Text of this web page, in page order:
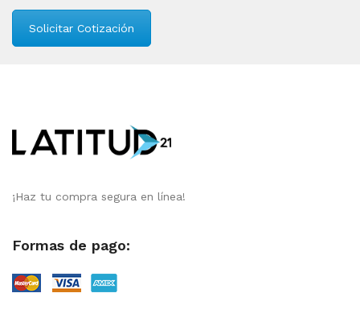
Solicitar Cotización
¡Haz tu compra segura en línea!
Formas de pago: